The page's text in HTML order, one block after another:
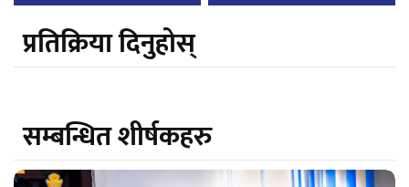
प्रतिक्रिया दिनुहोस्
सम्बन्धित शीर्षकहरु